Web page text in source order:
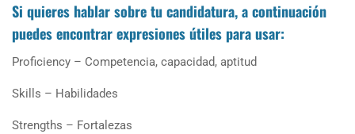
Si quieres hablar sobre tu candidatura, a continuación
puedes encontrar expresiones útiles para usar:
Proficiency – Competencia, capacidad, aptitud
Skills – Habilidades
Strengths – Fortalezas